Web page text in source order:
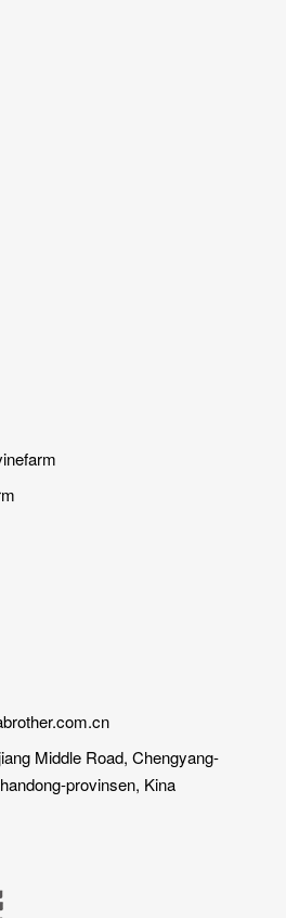
Middle Road, Chengyang-
provinsen, Kina